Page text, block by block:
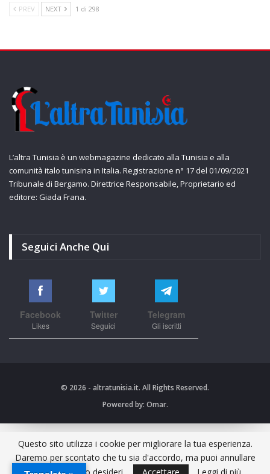
PREV NEXT 1 di 298
L’altra Tunisia è un webmagazine dedicato alla Tunisia e alla
comunità italo tunisina in Italia. Registrazione n° 17 del 01/09/2021
Tribunale di Bergamo. Direttrice Responsabile, Proprietario ed
editore: Giada Frana.
Seguici Anche Qui
Facebook
Likes
Twitter
Seguici
Telegram
Gli iscritti
© 2026 - altratunisia.it. All Rights Reserved.
Powered by: Omar.
Questo sito utilizza i cookie per migliorare la tua esperienza.
Daremo per scontato che tu sia d'accordo, ma puoi annullare